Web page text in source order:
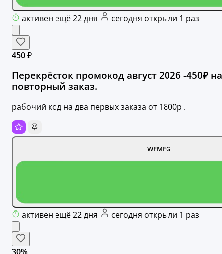
активен ещё 22 дня сегодня открыли 1 раз
450 ₽
Перекрёсток промокод август 2026 -450₽ на
повторный заказ.
рабочий код на два первых заказа от 1800р .
WFMFG
активен ещё 22 дня сегодня открыли 1 раз
30%